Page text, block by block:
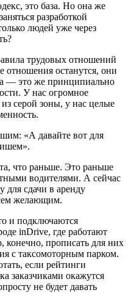
это база. Но она же
разработкой
людей уже через
трудовых отношений
отношения останутся, они
— это же принципиально
У нас огромное
серой зоны, у нас целые
«А давайте вот для
что раньше. Это раньше
водителями. А сейчас
для сдачи в аренду
желающим.
и подключаются
inDrive, где работают
прописать для них
с таксомоторным парком.
если рейтинги
заказчиками окажутся
не будет давать